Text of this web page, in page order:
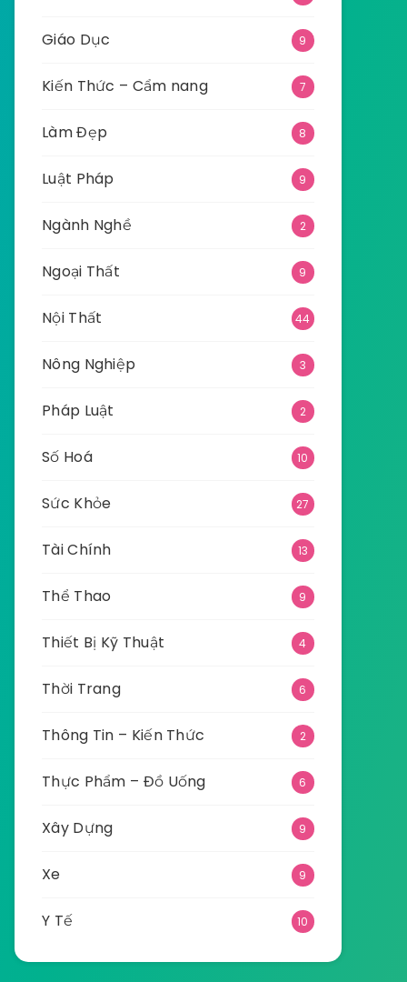
Giáo Dục 9
Kiến Thức – Cẩm nang 7
Làm Đẹp 8
Luật Pháp 9
Ngành Nghề 2
Ngoại Thất 9
Nội Thất 44
Nông Nghiệp 3
Pháp Luật 2
Số Hoá 10
Sức Khỏe 27
Tài Chính 13
Thể Thao 9
Thiết Bị Kỹ Thuật 4
Thời Trang 6
Thông Tin – Kiến Thức 2
Thực Phẩm – Đồ Uống 6
Xây Dựng 9
Xe 9
Y Tế 10